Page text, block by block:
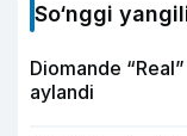
So‘nggi
Diomande
aylandi